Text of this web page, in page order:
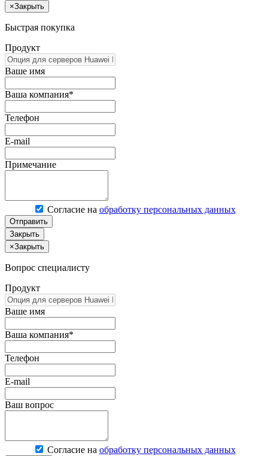
×Закрыть
Быстрая покупка
Продукт
Ваше имя
Ваша компания*
Телефон
E-mail
Примечание
Согласие на обработку персональных данных
Отправить
Закрыть
×Закрыть
Вопрос специалисту
Продукт
Ваше имя
Ваша компания*
Телефон
E-mail
Ваш вопрос
Согласие на обработку персональных данных